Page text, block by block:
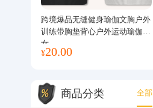
跨境爆品无缝健身瑜伽文胸户外
训练带胸垫背心户外运动瑜伽服
女
¥20.00
商品分类 全部